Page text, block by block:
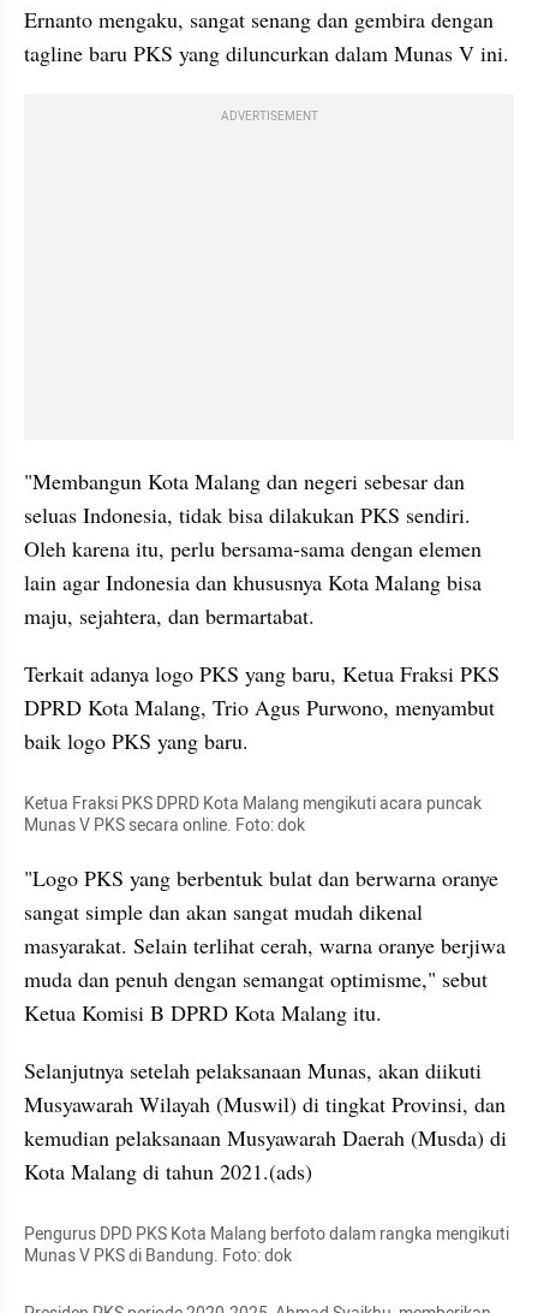
Ernanto mengaku, sangat senang dan gembira dengan
ADVERTISEMENT
"Membangun Kota Malang dan negeri sebesar dan
seluas Indonesia, tidak bisa dilakukan PKS sendiri.
Oleh karena itu, perlu bersama-sama dengan elemen
lain agar Indonesia dan khususnya Kota Malang bisa
maju, sejahtera, dan bermartabat.
Terkait adanya logo PKS yang baru, Ketua Fraksi PKS
DPRD Kota Malang, Trio Agus Purwono, menyambut
baik logo PKS yang baru.
Ketua Fraksi PKS DPRD Kota Malang mengikuti acara puncak
Munas V PKS secara online. Foto: dok
"Logo PKS yang berbentuk bulat dan berwarna oranye
sangat simple dan akan sangat mudah dikenal
masyarakat. Selain terlihat cerah, warna oranye berjiwa
muda dan penuh dengan semangat optimisme," sebut
Ketua Komisi B DPRD Kota Malang itu.
Selanjutnya setelah pelaksanaan Munas, akan diikuti
Musyawarah Wilayah (Muswil) di tingkat Provinsi, dan
kemudian pelaksanaan Musyawarah Daerah (Musda) di
Kota Malang di tahun 2021.(ads)
Pengurus DPD PKS Kota Malang berfoto dalam rangka mengikuti
Munas V PKS di Bandung. Foto: dok